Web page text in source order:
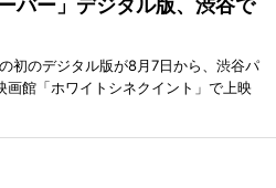
初のデジタル版が8月7日から、渋谷パ
画館「ホワイトシネクイント」で上映